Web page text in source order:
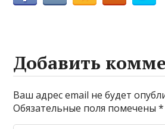
Добавить
Ваш адрес email не будет
Обязательные поля помечены*